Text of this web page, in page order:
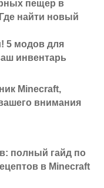
пещер в
найти новый
5 модов для
инвентарь
Minecraft,
внимания
полный гайд по
в Minecraft